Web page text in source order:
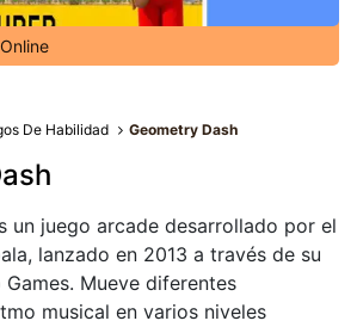
De Habilidad Geometry Dash
un juego arcade desarrollado por el
lanzado en 2013 a través de su
Mueve diferentes
musical en varios niveles